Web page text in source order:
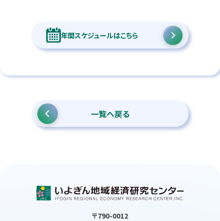
年間スケジュールはこちら
一覧へ戻る
〒790-0012